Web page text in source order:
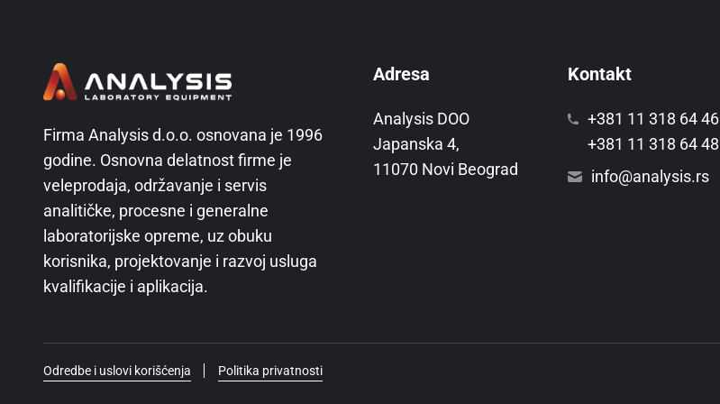
Firma Analysis d.o.o. osnovana je 1996
godine. Osnovna delatnost firme je
veleprodaja, održavanje i servis
analitičke, procesne i generalne
laboratorijske opreme, uz obuku
korisnika, projektovanje i razvoj usluga
kvalifikacije i aplikacija.
Adresa
Analysis DOO
Japanska 4,
11070 Novi Beograd
Kontakt
+381 11 318 64 46
+381 11 318 64 48
info@analysis.rs
Odredbe i uslovi korišćenja Politika privatnosti